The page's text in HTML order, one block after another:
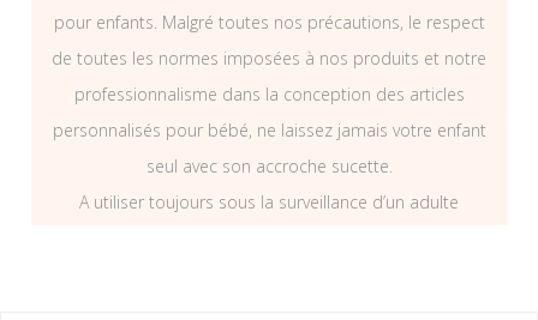
pour enfants. Malgré toutes nos précautions, le respect
de toutes les normes imposées à nos produits et notre
professionnalisme dans la conception des articles
personnalisés pour bébé, ne laissez jamais votre enfant
seul avec son accroche sucette.
A utiliser toujours sous la surveillance d’un adulte